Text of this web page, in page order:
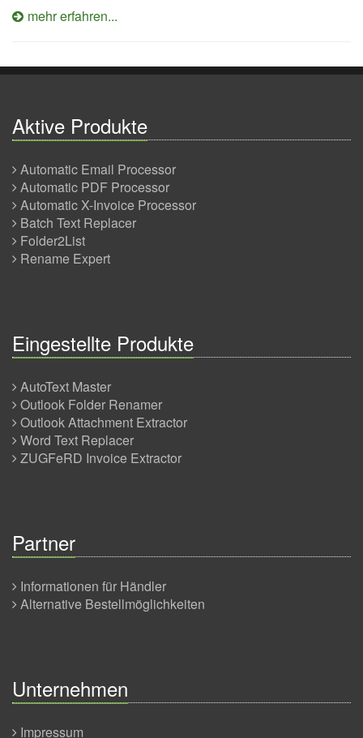
mehr erfahren...
Aktive Produkte
Automatic Email Processor
Automatic PDF Processor
Automatic X-Invoice Processor
Batch Text Replacer
Folder2List
Rename Expert
Eingestellte Produkte
AutoText Master
Outlook Folder Renamer
Outlook Attachment Extractor
Word Text Replacer
ZUGFeRD Invoice Extractor
Partner
Informationen für Händler
Alternative Bestellmöglichkeiten
Unternehmen
Impressum